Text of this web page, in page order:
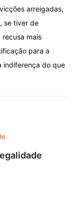
arreigadas,
se tiver de
recusa mais
para a
indiferença do que